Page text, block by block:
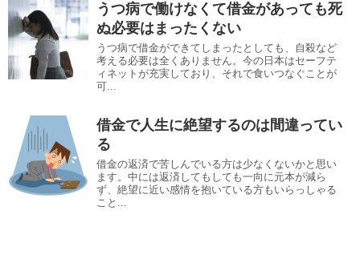
うつ病で働けなくて借金があっても死
ぬ必要はまったくない
うつ病で借金ができてしまったとしても、自殺など
考える必要は全くありません。今の日本はセーフテ
ィネットが充実しており、それで食いつなぐことが
可...
借金で人生に絶望するのは間違ってい
る
借金の返済で苦しんでいる方は少なくないかと思い
ます。中には返済してもしても一向に元本が減ら
ず、絶望に近い感情を抱いている方もいらっしゃる
こと...